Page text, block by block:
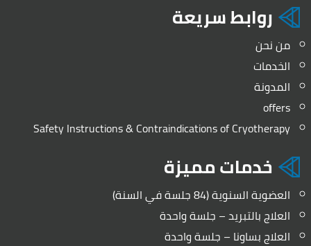
روابط سريعة
من نحن
الخدمات
المدونة
offers
Safety Instructions & Contraindications of Cryotherapy
خدمات مميزة
العضوية السنوية (84 جلسة في السنة)
العلاج بالتبريد – جلسة واحدة
العلاج بساونا – جلسة واحدة